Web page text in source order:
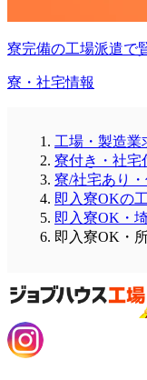
寮完備の工場派遣で
寮・社宅情報
工場・製造業
寮付き・社宅
寮/社宅あり
即入寮OKの
即入寮OK・
即入寮OK・